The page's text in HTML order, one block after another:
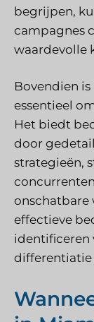
begrijpen,
campagnes
waardevolle
Bovendien
essentieel
Het biedt
door
strategieën,
onschatbare
effectieve
identificeren
differentiatie